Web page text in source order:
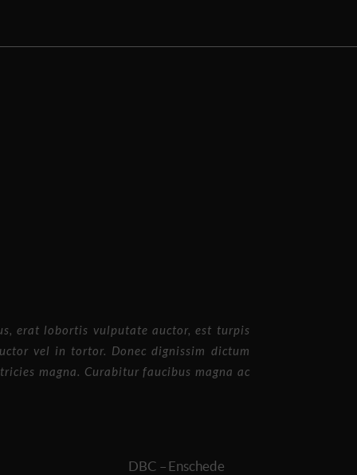
erat lobortis vulputate auctor, est turpis
vel in tortor. Donec dignissim dictum
magna. Curabitur faucibus magna ac
DBC – Enschede